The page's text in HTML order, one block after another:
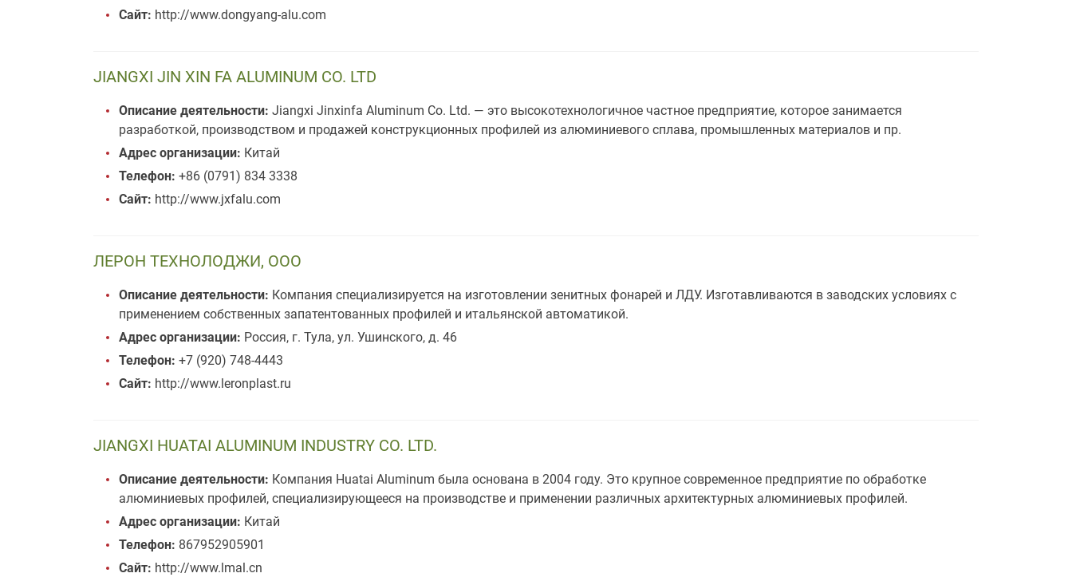
Сайт: http://www.dongyang-alu.com
JIANGXI JIN XIN FA ALUMINUM CO. LTD
Описание деятельности: Jiangxi Jinxinfa Aluminum Co. Ltd. — это высокотехнологичное частное предприятие, которое занимается
разработкой, производством и продажей конструкционных профилей из алюминиевого сплава, промышленных материалов и пр.
Адрес организации: Китай
Телефон: +86 (0791) 834 3338
Сайт: http://www.jxfalu.com
ЛЕРОН ТЕХНОЛОДЖИ, ООО
Описание деятельности: Компания специализируется на изготовлении зенитных фонарей и ЛДУ. Изготавливаются в заводских условиях с
применением собственных запатентованных профилей и итальянской автоматикой.
Адрес организации: Россия, г. Тула, ул. Ушинского, д. 46
Телефон: +7 (920) 748-4443
Сайт: http://www.leronplast.ru
JIANGXI HUATAI ALUMINUM INDUSTRY CO. LTD.
Описание деятельности: Компания Huatai Aluminum была основана в 2004 году. Это крупное современное предприятие по обработке
алюминиевых профилей, специализирующееся на производстве и применении различных архитектурных алюминиевых профилей.
Адрес организации: Китай
Телефон: 867952905901
Сайт: http://www.lmal.cn